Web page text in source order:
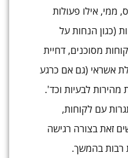
ממי, אילו פעולות
(כגון הנחות על
מסוכנים, דחיית
אשראי (גם אם כרגע
לבעיות וכד'.
עם לקוחות,
זאת בצורה רגישה
רבות בהמשך.